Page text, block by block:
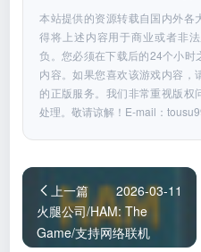
本站提供的资源转载自国内外各
得将上述内容用于商业或者非
负。您必须在下载后的24个小时
内容。如果您喜欢该游戏内容，
的正版服务。我们非常重视版权
处理。敬请谅解！E-mail：
上一篇
2026-03-11
火腿公司/HAM: The
Game/支持网络联机